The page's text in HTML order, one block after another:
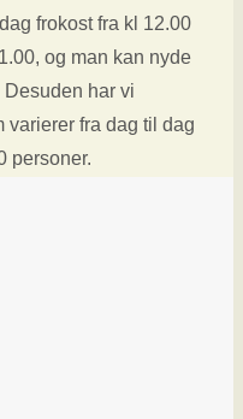
frokost fra kl 12.00
og man kan nyde
har vi
fra dag til dag
personer.